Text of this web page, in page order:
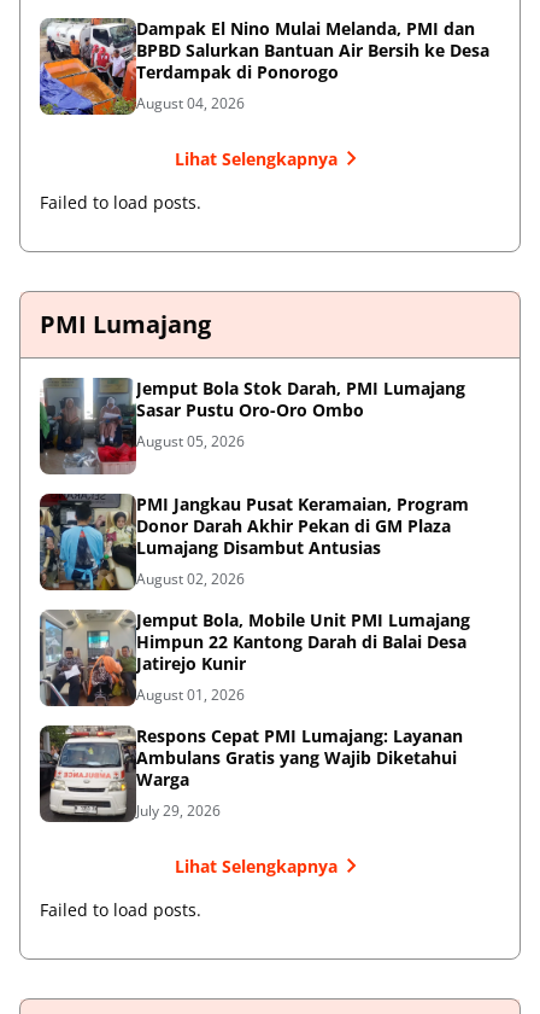
Dampak El Nino Mulai Melanda, PMI dan
BPBD Salurkan Bantuan Air Bersih ke Desa
Terdampak di Ponorogo
August 04, 2026
Lihat Selengkapnya
Failed to load posts.
PMI Lumajang
Jemput Bola Stok Darah, PMI Lumajang
Sasar Pustu Oro-Oro Ombo
August 05, 2026
PMI Jangkau Pusat Keramaian, Program
Donor Darah Akhir Pekan di GM Plaza
Lumajang Disambut Antusias
August 02, 2026
Jemput Bola, Mobile Unit PMI Lumajang
Himpun 22 Kantong Darah di Balai Desa
Jatirejo Kunir
August 01, 2026
Respons Cepat PMI Lumajang: Layanan
Ambulans Gratis yang Wajib Diketahui
Warga
July 29, 2026
Lihat Selengkapnya
Failed to load posts.